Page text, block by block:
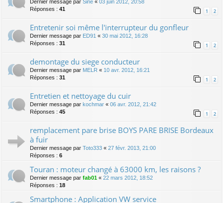
Dernier message par Sine « 03 juin 2012, 20:58
Réponses : 41 1 2
Entretenir soi même l'interrupteur du gonfleur
Dernier message par ED91 « 30 mai 2012, 16:28
Réponses : 31 1 2
demontage du siege conducteur
Dernier message par MELR « 10 avr. 2012, 16:21
Réponses : 31 1 2
Entretien et nettoyage du cuir
Dernier message par kochmar « 06 avr. 2012, 21:42
Réponses : 45 1 2
remplacement pare brise BOYS PARE BRISE Bordeaux
à fuir
Dernier message par Toto333 « 27 févr. 2013, 21:00
Réponses : 6
Touran : moteur changé à 63000 km, les raisons ?
Dernier message par fab01 « 22 mars 2012, 18:52
Réponses : 18
Smartphone : Application VW service